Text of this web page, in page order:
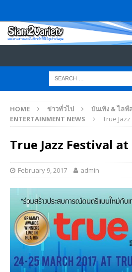
HOME ข่าวทั่วไป
บันเทิง & ไลฟ์
ENTERTAINMENT NEWS
True
True Jazz Festival
February 9, 2017 admin